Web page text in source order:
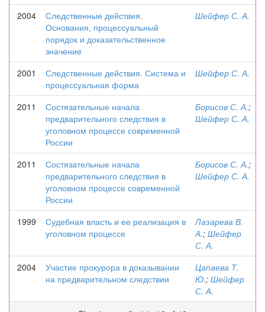
2004
Следственные действия.
Основания, процессуальный
порядок и доказательственное
значение
Шейфер С. А.
2001
Следственные действия. Система и
процессуальная форма
Шейфер С. А.
2011
Состязательные начала
предварительного следствия в
уголовном процессе современной
России
Борисов С. А.;
Шейфер С. А.
2011
Состязательные начала
предварительного следствия в
уголовном процессе современной
России
Борисов С. А.;
Шейфер С. А.
1999
Судебная власть и ее реализация в
уголовном процессе
Лазарева В.
А.; Шейфер
С. А.
2004
Участие прокурора в доказывании
на предварительном следствии
Цапаева Т.
Ю.; Шейфер
С. А.